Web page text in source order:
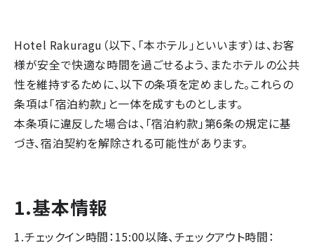
Hotel Rakuragu（以下、「本ホテル」といいます）は、お客
様が安全で快適な時間を過ごせるよう、またホテルの公共
性を維持するために、以下の条項を定めました。これらの
条項は「宿泊約款」と一体を成すものとします。
本条項に違反した場合は、「宿泊約款」第6条の規定に基
づき、宿泊契約を解除される可能性があります。
1.基本情報
チェックイン時間：15:00以降、チェックアウト時間：